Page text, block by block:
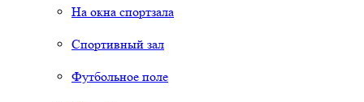
На окна спортзала
Спортивный зал
Футбольное поле